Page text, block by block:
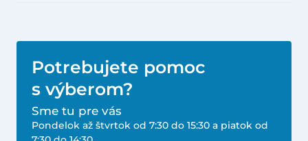
Potrebujete pomoc
s výberom?
Sme tu pre vás
Pondelok až štvrtok od 7:30 do 15:30 a piatok od